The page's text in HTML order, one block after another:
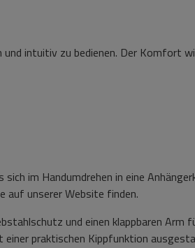
intuitiv zu bedienen. Der Komfort
im Handumdrehen in eine
auf unserer Website finden.
und einen klappbaren Arm
praktischen Kippfunktion